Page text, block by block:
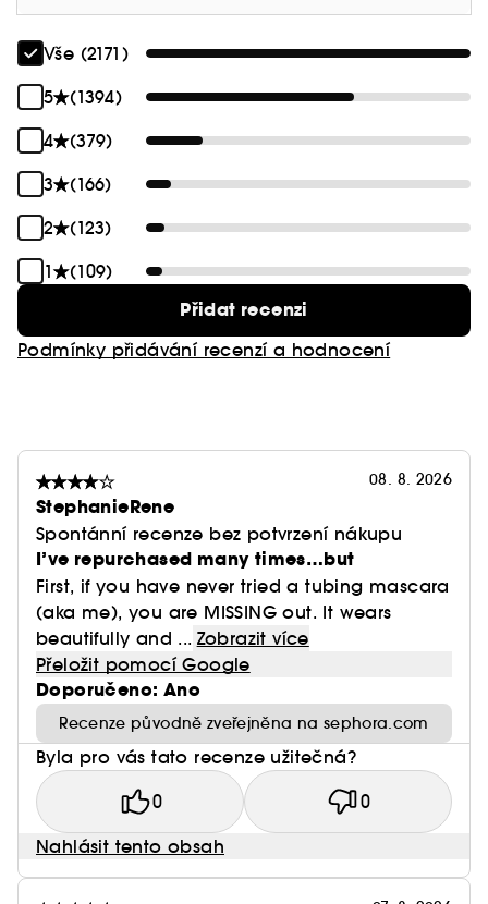
Vše (2171)
5
(1394)
4
(379)
3
(166)
2
(123)
1
(109)
Přidat recenzi
Podmínky přidávání recenzí a hodnocení
08. 8. 2026
StephanieRene
Spontánní recenze bez potvrzení nákupu
I’ve repurchased many times…but
First, if you have never tried a tubing mascara
(aka me), you are MISSING out. It wears
beautifully and ... Zobrazit více
Přeložit pomocí Google
Doporučeno: Ano
Recenze původně zveřejněna na sephora.com
Byla pro vás tato recenze užitečná?
0 0
Nahlásit tento obsah